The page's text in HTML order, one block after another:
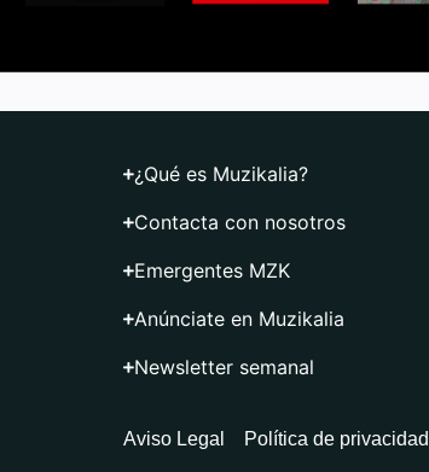
¿Qué es Muzikalia?
Contacta con nosotros
Emergentes MZK
Anúnciate en Muzikalia
Newsletter semanal
Aviso Legal Política de privacidad